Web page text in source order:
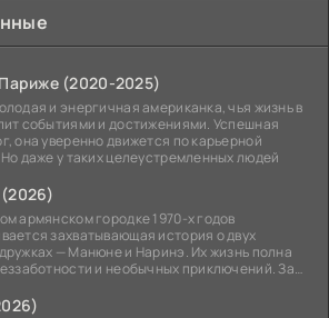
(2020-2025)
и энергичная американка, чья жизнь в
событиями и достижениями. Успешная
она уверенно движется по карьерной
даже у таких целеустремленных людей
армянском городке 1970-х годов
захватывающая история о двух
— Манюне и Наринэ. Их жизнь полна
и необычных приключений. За